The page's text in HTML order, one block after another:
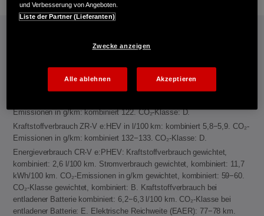
Kraftstoffverbrauch Jazz e:HEV in l/100 km: kombiniert 4,6−4,8. CO₂-
Kraftstoffverbrauch Civic e:HEV in l/100 km: kombiniert 4,8−5,1. CO₂-
Emissionen in g/km: kombiniert 122. CO₂-Klasse: D.
Kraftstoffverbrauch ZR-V e:HEV in l/100 km: kombiniert 5,8−5,9. CO₂-
Emissionen in g/km: kombiniert 132−133. CO₂-Klasse: D.
Energieverbrauch CR-V e:PHEV: Kraftstoffverbrauch gewichtet,
kombiniert: 2,6 l/100 km. Stromverbrauch gewichtet, kombiniert: 11,7
kWh/100 km. CO₂-Emissionen in g/km gewichtet, kombiniert: 59−60.
CO₂-Klasse gewichtet, kombiniert: B. Kraftstoffverbrauch bei
entladener Batterie kombiniert: 6,2−6,3 l/100 km. CO₂-Klasse bei
entladener Batterie: E. Elektrische Reichweite (EAER): 77−78 km.
und Verbesserung von Angeboten.
Liste der Partner (Lieferanten)
Zwecke anzeigen
Alle ablehnen Akzeptieren